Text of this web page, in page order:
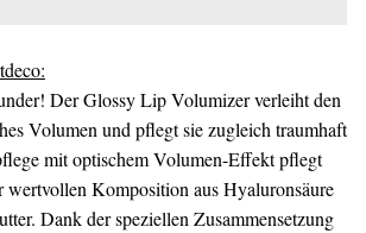
Der Glossy Lip Volumizer verleiht den
Volumen und pflegt sie zugleich traumhaft
mit optischem Volumen-Effekt pflegt
Komposition aus Hyaluronsäure
Dank der speziellen Zusammensetzung